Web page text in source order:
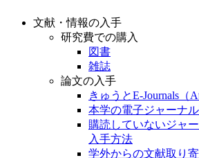
文献・情報の入手
研究費での購入
図書
雑誌
論文の入手
きゅうとE-Journals（
本学の電子ジャーナ
購読していないジャ
入手方法
学外からの文献取り